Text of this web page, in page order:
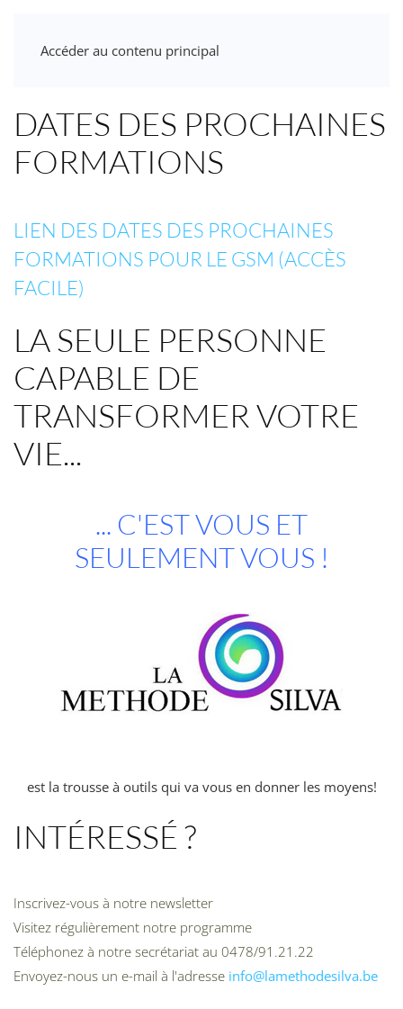
Accéder au contenu principal
DATES DES PROCHAINES
FORMATIONS
LIEN DES DATES DES PROCHAINES
FORMATIONS POUR LE GSM (ACCÈS
FACILE)
LA SEULE PERSONNE
CAPABLE DE
TRANSFORMER VOTRE
VIE...
... C'EST VOUS ET
SEULEMENT VOUS !
est la trousse à outils qui va vous en donner les moyens!
INTÉRESSÉ ?
Inscrivez-vous à notre newsletter
Visitez régulièrement notre programme
Téléphonez à notre secrétariat au 0478/91.21.22
Envoyez-nous un e-mail à l'adresse info@lamethodesilva.be